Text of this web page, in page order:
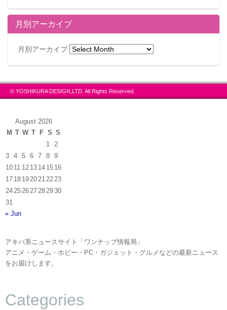
月別アーカイブ
月別アーカイブ
© YOSHIKURA DESIGN,LTD. All Rights Reserved.
August 2026
M T W T F S S
1
2
3
4 5 6 7 8
9
10 11 12 13 14 15 16
17 18 1920212223
24252627282930
31
« Jun
アキバ系ニュースサイト「ワンナップ情報局」
アニメ・ゲーム・ホビー・PC・ガジェット・グルメなどの最新ニュース
をお届けします。
Categories